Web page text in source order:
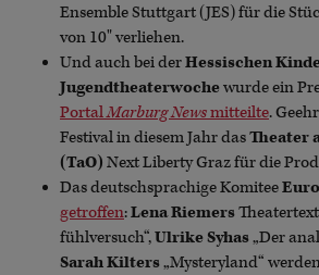
Ensemble Stuttgart (JES) für die
von 10" verliehen.
Und auch bei derHessischen
Jugendtheaterwochewurde ein
PortalMarburg Newsmitteilte.
Festival in diesem Jahr dasTheater
(TaO) Next Liberty Graz für die
Das deutschsprachige Komitee
getroffen:Lena Riemers
fühlversuch“,Ulrike Syhas„Der
Sarah Kilters„Mysteryland“